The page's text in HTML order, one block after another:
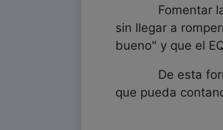
Fomentar la
sin llegar a
bueno" y que el
De esta forma
que pueda